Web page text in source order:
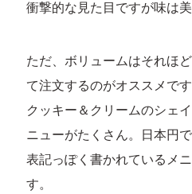
衝撃的な見た目ですが味は
ただ、ボリュームはそれほ
て注文するのがオススメで
クッキー＆クリームのシェ
ニューがたくさん。日本円
表記っぽく書かれているメ
す。